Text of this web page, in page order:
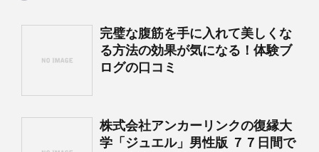
完璧な腹筋を手に入れて美しくな
る方法の効果が気になる！体験ブ
ログの口コミ
株式会社アンカーリンクの復縁大
学「ジュエル」男性版 ７７日間で